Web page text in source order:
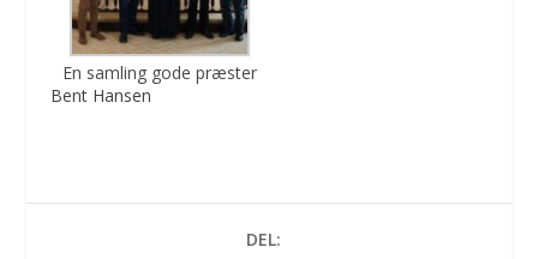
En samling gode præster
Bent Hansen
DEL: